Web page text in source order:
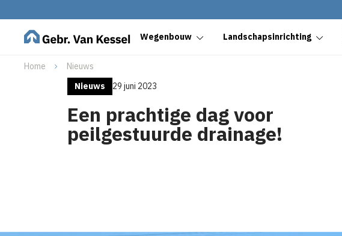
Wegenbouw Landschapsinrichting
Home
Nieuws
Nieuws
29 juni 2023
Een prachtige dag voor
peilgestuurde drainage!